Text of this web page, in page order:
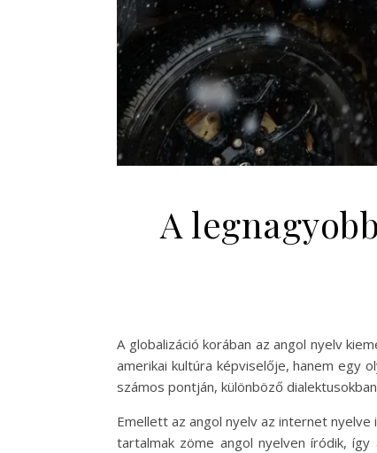
A
A globalizáció korában az angol nyelv
amerikai kultúra képviselője, hanem egy
számos pontján, különböző
Emellett az angol nyelv az internet
tartalmak zöme angol nyelven íródik,